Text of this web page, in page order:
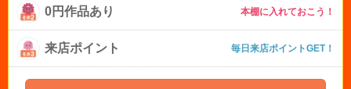
0円作品あり 本棚に入れておこう！
来店ポイント 毎日来店ポイントGET！